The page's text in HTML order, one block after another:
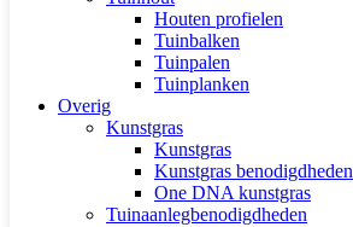
Houten profielen
Tuinbalken
Tuinpalen
Tuinplanken
Overig
Kunstgras
Kunstgras
Kunstgras benodigdheden
One DNA kunstgras
Tuinaanlegbenodigdheden